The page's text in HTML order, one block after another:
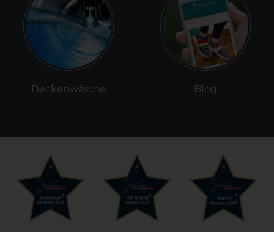
Deckenwäsche Blog